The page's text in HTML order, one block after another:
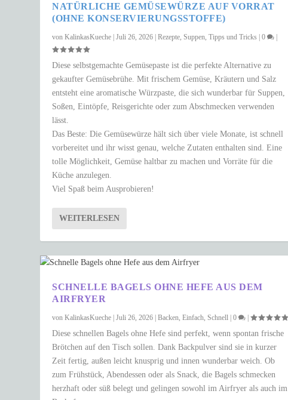
NATÜRLICHE GEMÜSEWÜRZE AUF VORRAT
(OHNE KONSERVIERUNGSSTOFFE)
vonKalinkasKueche |Juli 26, 2026 |Rezepte ,Suppen ,Tipps und Tricks |0 |
Diese selbstgemachte Gemüsepaste ist die perfekte Alternative zu
gekaufter Gemüsebrühe. Mit frischem Gemüse, Kräutern und Salz
entsteht eine aromatische Würzpaste, die sich wunderbar für Suppen,
Soßen, Eintöpfe, Reisgerichte oder zum Abschmecken verwenden
lässt.
Das Beste: Die Gemüsewürze hält sich über viele Monate, ist schnell
vorbereitet und ihr wisst genau, welche Zutaten enthalten sind. Eine
tolle Möglichkeit, Gemüse haltbar zu machen und Vorräte für die
Küche anzulegen.
Viel Spaß beim Ausprobieren!
WEITERLESEN
SCHNELLE BAGELS OHNE HEFE AUS DEM
AIRFRYER
vonKalinkasKueche |Juli 26, 2026 |Backen ,Einfach ,Schnell |0 |
Diese schnellen Bagels ohne Hefe sind perfekt, wenn spontan frische
Brötchen auf den Tisch sollen. Dank Backpulver sind sie in kurzer
Zeit fertig, außen leicht knusprig und innen wunderbar weich. Ob
zum Frühstück, Abendessen oder als Snack, die Bagels schmecken
herzhaft oder süß belegt und gelingen sowohl im Airfryer als auch im